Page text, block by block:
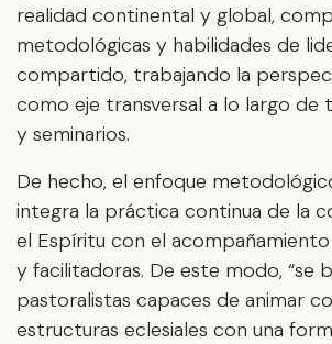
realidad continental y global,
metodológicas y habilidades de
compartido, trabajando la
como eje transversal a lo largo de
y seminarios.
De hecho, el enfoque
integra la práctica continua de la
el Espíritu con el
y facilitadoras. De este modo, “se
pastoralistas capaces de animar
estructuras eclesiales con una